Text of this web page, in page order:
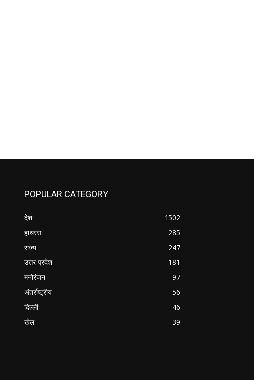
POPULAR CATEGORY
देश
1502
हाथरस
285
राज्य
247
उत्तर प्रदेश
181
मनोरंजन
97
अंतर्राष्ट्रीय
56
दिल्ली
46
खेल
39